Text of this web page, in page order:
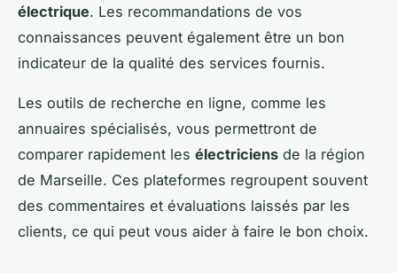
électrique. Les recommandations de vos
connaissances peuvent également être un bon
indicateur de la qualité des services fournis.
Les outils de recherche en ligne, comme les
annuaires spécialisés, vous permettront de
comparer rapidement les électriciens de la région
de Marseille. Ces plateformes regroupent souvent
des commentaires et évaluations laissés par les
clients, ce qui peut vous aider à faire le bon choix.